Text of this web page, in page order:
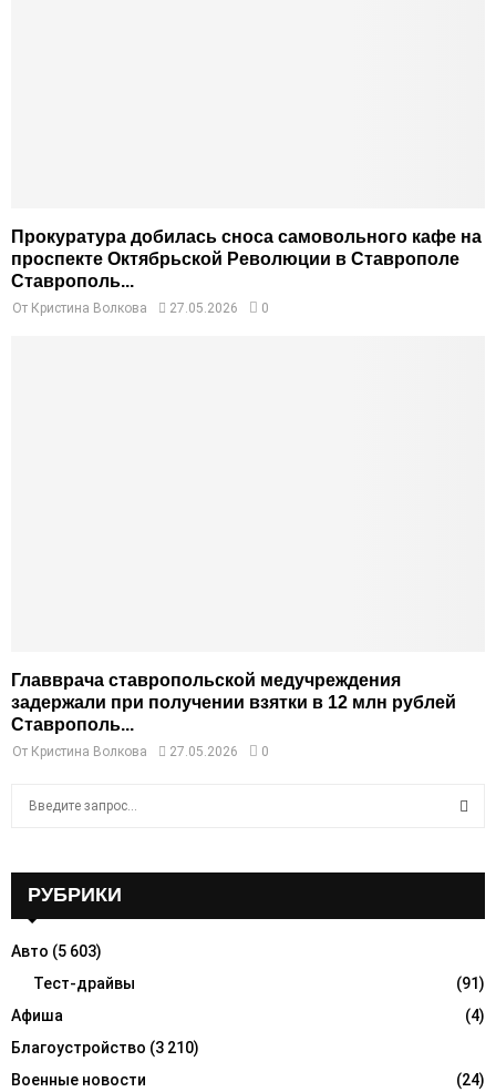
Прокуратура добилась сноса самовольного кафе на
проспекте Октябрьской Революции в Ставрополе
Ставрополь...
От Кристина Волкова 27.05.2026 0
Главврача ставропольской медучреждения
задержали при получении взятки в 12 млн рублей
Ставрополь...
От Кристина Волкова 27.05.2026 0
o
R
C
H
РУБРИКИ
Авто (5 603)
Тест-драйвы
(91)
Афиша
(4)
Благоустройство (3 210)
Военные новости
(24)